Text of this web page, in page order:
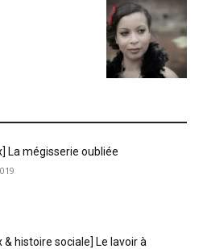
La mégisserie oubliée
& histoire sociale] Le lavoir à